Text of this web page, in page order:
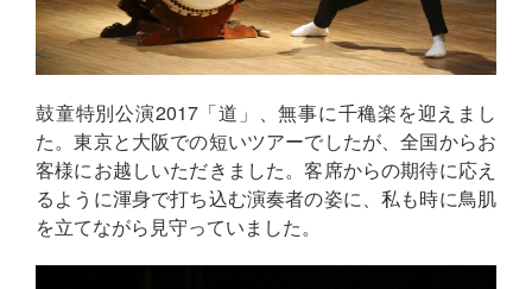
鼓童特別公演2017「道」、無事に千穐楽を迎えまし
た。東京と大阪での短いツアーでしたが、全国からお
客様にお越しいただきました。客席からの期待に応え
るように渾身で打ち込む演奏者の姿に、私も時に鳥肌
を立てながら見守っていました。